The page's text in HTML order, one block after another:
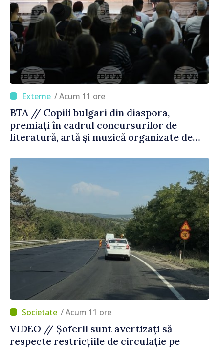
/ Acum 11 ore
BTA // Copiii bulgari din diaspora,
premiați în cadrul concursurilor de
literatură, artă și muzică organizate de
Străinătate
/ Acum 11 ore
VIDEO // Șoferii sunt avertizați să
respecte restricțiile de circulație pe